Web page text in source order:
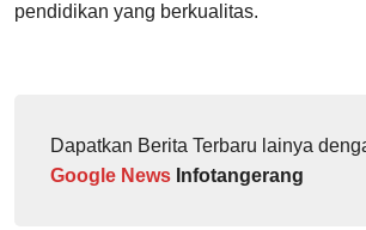
pendidikan yang berkualitas.
Dapatkan Berita Terbaru lainya
Google News Infotangerang